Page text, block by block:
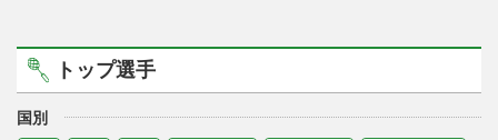
トップ選手
国別